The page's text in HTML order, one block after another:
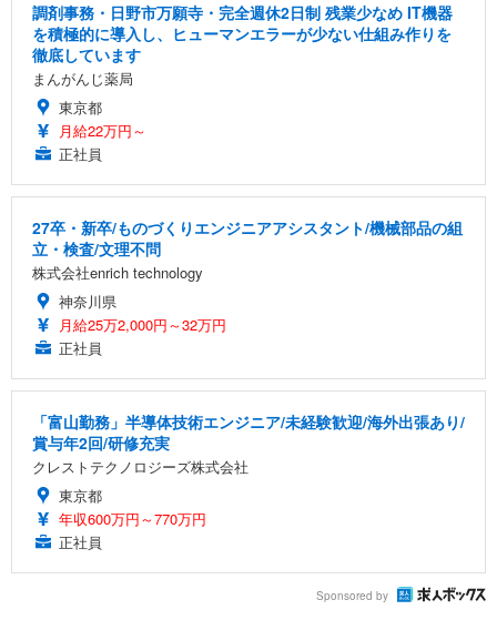
調剤事務・日野市万願寺・完全週休2日制 残業少なめ IT機器
を積極的に導入し、ヒューマンエラーが少ない仕組み作りを
徹底しています
まんがんじ薬局
東京都
月給22万円～
正社員
27卒・新卒/ものづくりエンジニアアシスタント/機械部品の組
立・検査/文理不問
株式会社enrich technology
神奈川県
月給25万2,000円～32万円
正社員
「富山勤務」半導体技術エンジニア/未経験歓迎/海外出張あり/
賞与年2回/研修充実
クレストテクノロジーズ株式会社
東京都
年収600万円～770万円
正社員
Sponsored by